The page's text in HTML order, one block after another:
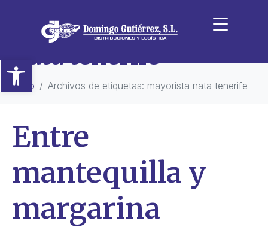
Abrir barra de herramientas
Etiqueta:mayorista
nata tenerife
Inicio Archivos de etiquetas: mayorista nata tenerife
Entre
mantequilla y
margarina